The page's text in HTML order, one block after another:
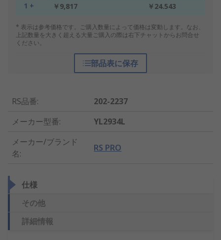
1 + ￥9,817 ￥24.543
* 表示は参考価格です。ご購入数量によって価格は変動します。なお、
上記数量を大きく超える大量ご購入の際は右下チャットからお問合せ
ください。
部品表に保存
RS品番:
202-2237
メーカー型番:
YL2934L
メーカー/ブランド
名:
RS PRO
仕様
その他
詳細情報